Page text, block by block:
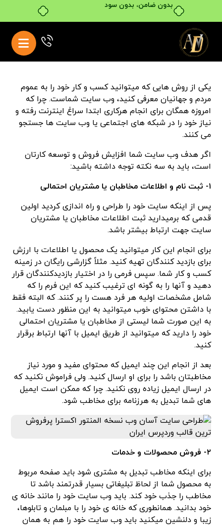
بدون ضامن، بدون سود
یکی از روش هایی که میتوانید کسب و کار خود را به عموم
مردم و جهانیان معرفی کنید، وب سایت شماست. چرا که
امروزه همگان برای انجام هرکاری ابتدا سراغ اینترنت رفته و
نیاز خود را در شبکه های اجتماعی یا وب سایت ها جستجو
می کنند.
اگر هدف وب سایت شما افزایش فروش و توسعه کارتان
است، باید به سه نکته توجه داشته باشید:
۱- ثبت نام و اطلاعات مخاطبان یا مشتریان احتمالی
پس از اینکه سایت خود را طراحی و راه اندازی کردید اولین
قدمی که برمیدارید ثبت اطلاعات مخاطبان یا مشتریان
سایت جهت ارتباط بیشتر باشد.
برای انجام این کار میتوانید یک محصول یا اطلاعات با ارزش
برای بازدید کنندگان تهیه کنید. مثلاً گزارشی رایگان در زمینه
کسب و کار شما. سپس فرمی را در اختیار بازدیدکنندگان قرار
دهید و آنها را به گونه ای ترغیب کنید که این فرم را که
شامل مشخصات اولیه هر فرد هست را پر کنند. که البته فقط
با داشتن محتوای خوب میتوانید به این منظور دست یابید.
به این صورت شما لیستی از مخاطبان یا مشتریان احتمالی
خود را دارید که میتوانید از طریق ایمیل با آنها ارتباط برقرار
کنید.
بعد از انجام این چند ایمیل که محتوای مفید و مورد نیاز
مخاطبتان باشد را برای او ارسال کنید. ولی فراموش نکنید که
در ارسال ایمیل زیاده روی نکنید. چرا که ممکن است ایمیل
های شما تبدیل به هرزنامه برای مخاطب شود.
۲- فروش محصولات و خدمات
برای اینکه مخاطب تبدیل به مشتری شود باید صفحه مربوط
به محصول شما از لحاظ تبلیغاتی بسیار قدرتمند باشد تا
مخاطب را جذب خود کند. باید وب سایت خود را مانند خانه ی
خود بدانید. همانطوری که خانه ی خود را با مبلمان و تابلوها،
زیبا و دلنشین میکنید باید وب سایت خود را هم به همان